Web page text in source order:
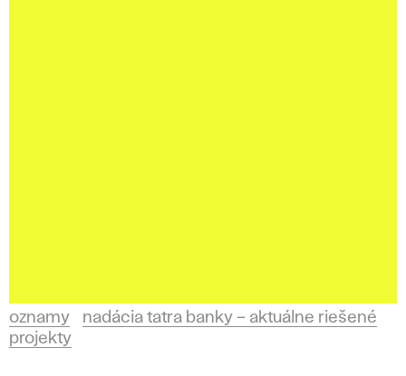
oznamy
nadácia tatra banky – aktuálne riešené
projekty